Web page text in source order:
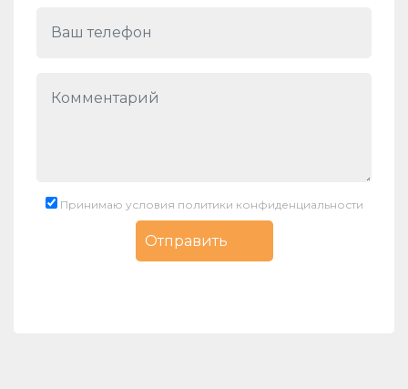
Принимаю условия политики конфиденциальности